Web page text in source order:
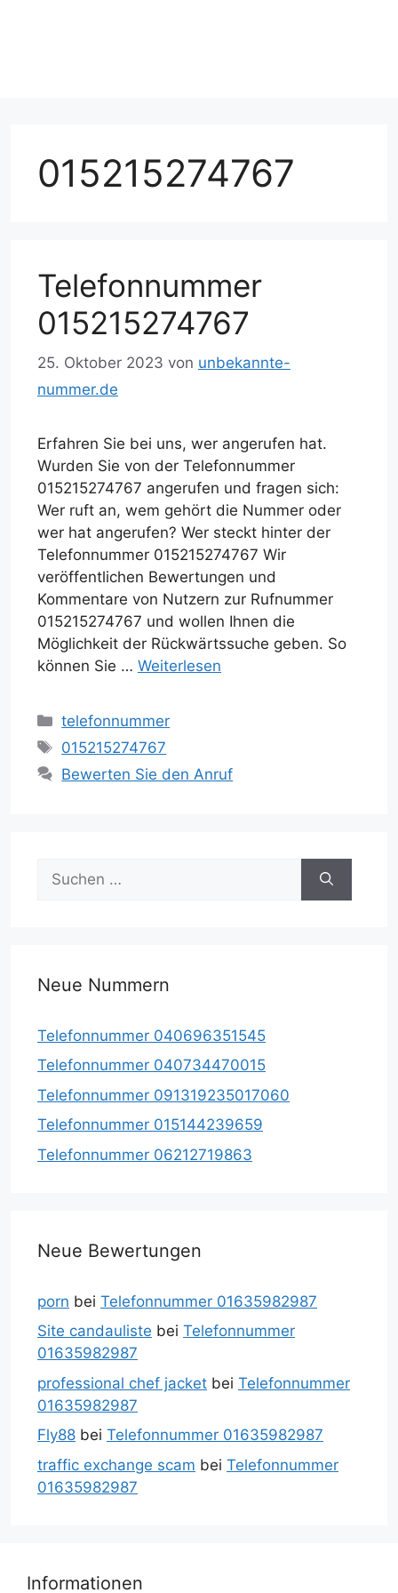
015215274767
Telefonnummer
015215274767
25. Oktober 2023 von unbekannte-
nummer.de
Erfahren Sie bei uns, wer angerufen hat.
Wurden Sie von der Telefonnummer
015215274767 angerufen und fragen sich:
Wer ruft an, wem gehört die Nummer oder
wer hat angerufen? Wer steckt hinter der
Telefonnummer 015215274767 Wir
veröffentlichen Bewertungen und
Kommentare von Nutzern zur Rufnummer
015215274767 und wollen Ihnen die
Möglichkeit der Rückwärtssuche geben. So
können Sie … Weiterlesen
Kategorien
telefonnummer
Schlagwörter
015215274767
Bewerten Sie den Anruf
nach:
Neue Nummern
Telefonnummer 040696351545
Telefonnummer 040734470015
Telefonnummer 091319235017060
Telefonnummer 015144239659
Telefonnummer 06212719863
Neue Bewertungen
porn bei Telefonnummer 01635982987
Site candauliste bei Telefonnummer
01635982987
professional chef jacket bei Telefonnummer
01635982987
Fly88 bei Telefonnummer 01635982987
traffic exchange scam bei Telefonnummer
01635982987
Informationen